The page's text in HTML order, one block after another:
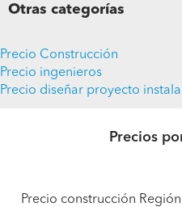
Otras categorías
Precio Construcción
Precio ingenieros
Precio diseñar proyecto
Precios
Precio construcción